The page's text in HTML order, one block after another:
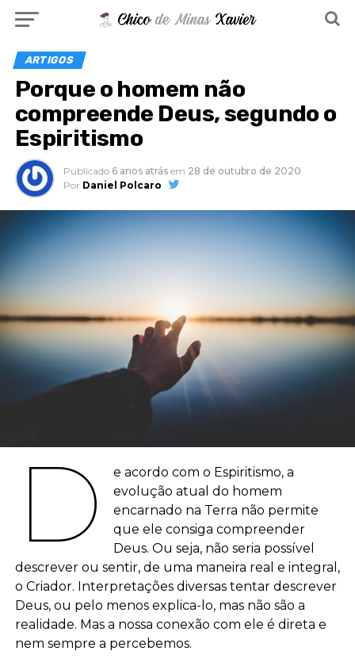
ARTIGOS
Porque o homem não
compreende Deus, segundo o
Espiritismo
Publicado 6 anos atrás em 28 de outubro de 2020
Por Daniel Polcaro
D
e acordo com o Espiritismo, a
evolução atual do homem
encarnado na Terra não permite
que ele consiga compreender
Deus. Ou seja, não seria possível
descrever ou sentir, de uma maneira real e integral,
o Criador. Interpretações diversas tentar descrever
Deus, ou pelo menos explica-lo, mas não são a
realidade. Mas a nossa conexão com ele é direta e
nem sempre a percebemos.